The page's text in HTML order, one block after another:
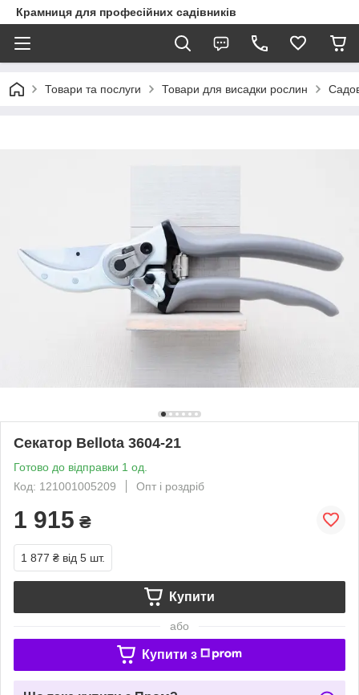
Крамниця для професійних садівників
Товари та послуги Товари для висадки рослин
Секатор Bellota 3604-21
Готово до відправки 1 од.
Код: 121001005209
Опт і роздріб
1 915 ₴
1 877 ₴ від 5 шт.
Купити
або
Купити з